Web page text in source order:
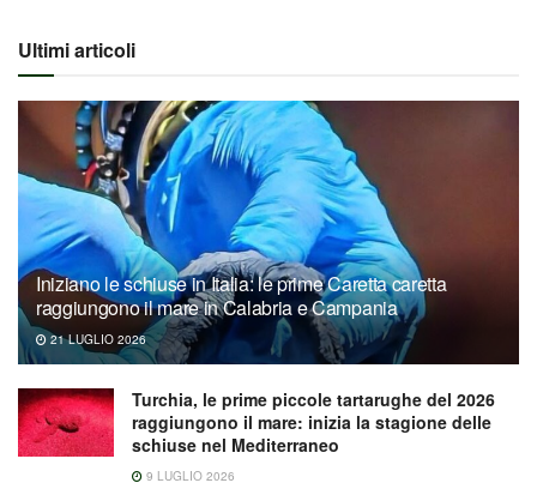
Ultimi articoli
Iniziano le schiuse in Italia: le prime Caretta caretta
raggiungono il mare in Calabria e Campania
21 LUGLIO 2026
Turchia, le prime piccole tartarughe del 2026
raggiungono il mare: inizia la stagione delle
schiuse nel Mediterraneo
9 LUGLIO 2026